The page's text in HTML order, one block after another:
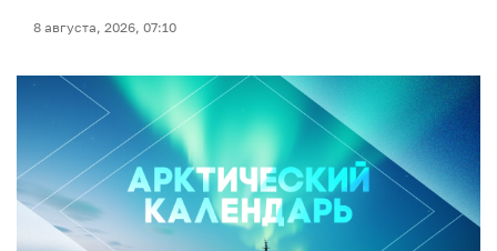
8 августа, 2026, 07:10